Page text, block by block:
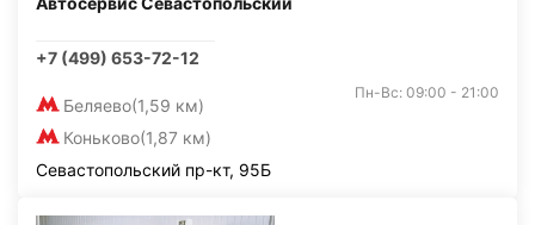
+7 (499) 653-72-12
Беляево(1,59 км)
Коньково(1,87 км)
Пн-Вс: 09:00 - 21:00
Севастопольский пр-кт, 95Б